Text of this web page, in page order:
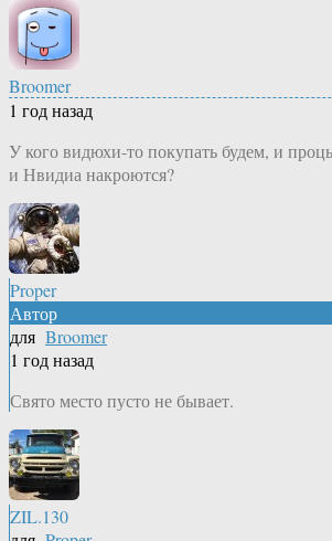
Broomer
1 год назад
У кого видюхи-то покупать будем, и
и Нвидиа накроются?
Proper
Автор
для Broomer
1 год назад
Свято место пусто не бывает.
ZIL.130